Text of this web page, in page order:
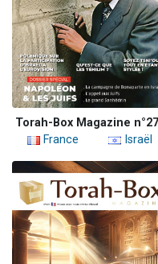
Torah-Box Magazine
France
Israël